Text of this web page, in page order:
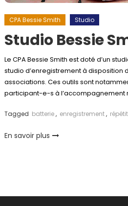
CPA Bessie Smith Studio
Studio Bessie
Le CPA Bessie Smith est doté d’un
studio d’enregistrement à disposition
associations. Ces outils sont
participant-e-s à l’accompagnement
Tagged batterie, enregistrement,
En savoir plus